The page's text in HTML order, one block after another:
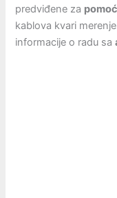
predviđene za pomoć
kablova kvari
informacije o radu sa